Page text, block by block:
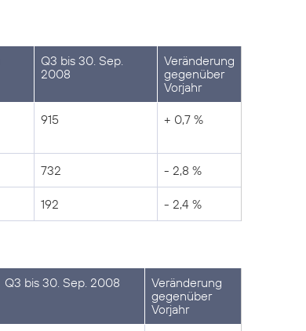
Q3 bis 30. Sep.
2008
Veränderung
gegenüber
Vorjahr
915 + 0,7 %
732 - 2,8 %
192 - 2,4 %
Q3 bis 30. Sep. 2008
Veränderung
gegenüber
Vorjahr